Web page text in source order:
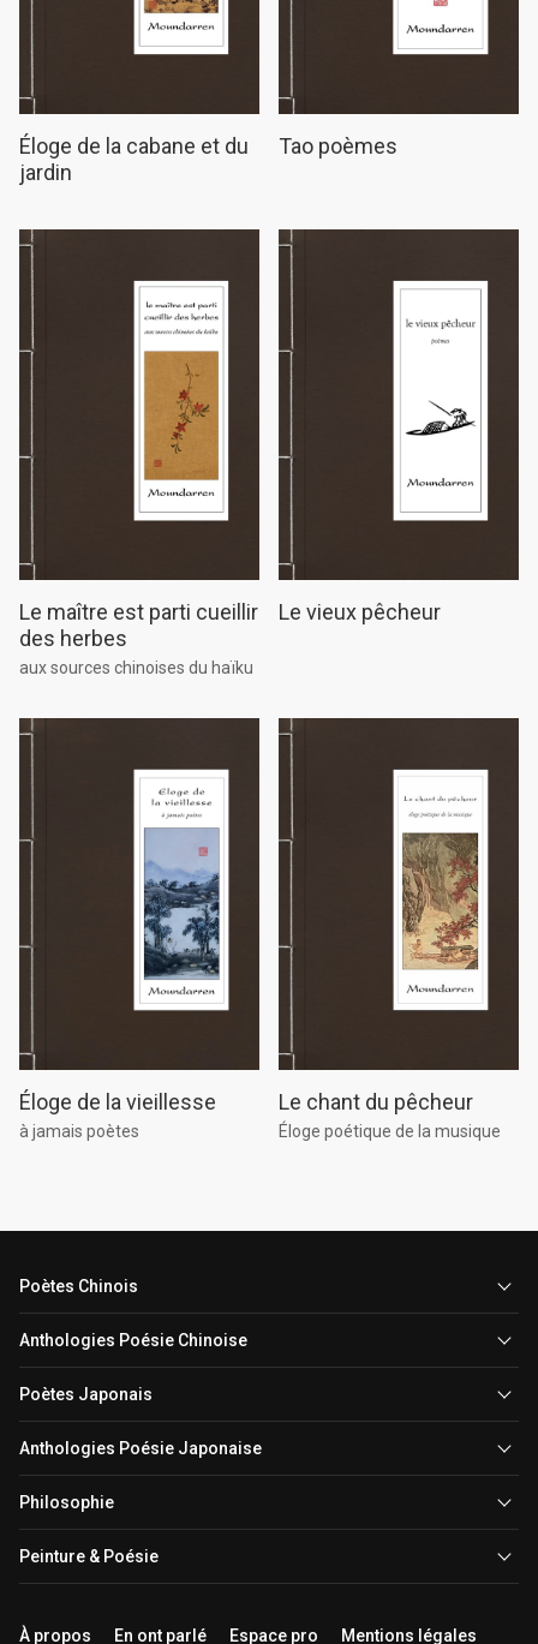
Éloge de la cabane et du
jardin
Tao poèmes
Le maître est parti cueillir
des herbes
aux sources chinoises du haïku
Le vieux pêcheur
Éloge de la vieillesse
à jamais poètes
Le chant du pêcheur
Éloge poétique de la musique
Poètes Chinois
Anthologies Poésie Chinoise
Poètes Japonais
Anthologies Poésie Japonaise
Philosophie
Peinture & Poésie
À propos En ont parlé Espace pro Mentions légales